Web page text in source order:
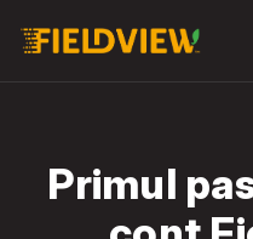
Primul